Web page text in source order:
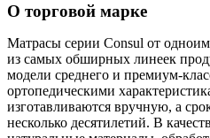
Топперы, тонкие матрасы
Кровати